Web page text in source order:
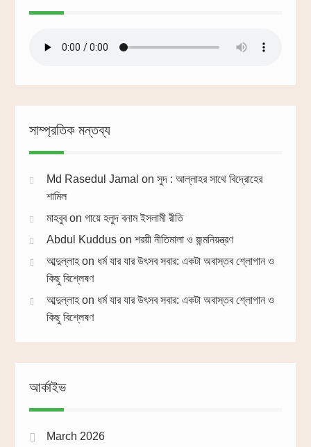
সাম্প্রতিক মন্তব্য
Md Rasedul Jamal on সুদ : আল্লাহর সাথে বিদ্রোহের
শামিল
মাহবুবon গায়ে হলুদ বনাম ইসলামী রীতি
Abdul Kudduson শরয়ী নীতিমালা ও জন্মনিয়ন্ত্রণ
আব্দুল্লাহon ধর্ম যার যার উৎসব সবার: একটা অবাস্তব শ্লোগান ও
কিছু বিশ্লেষণ
আব্দুল্লাহon ধর্ম যার যার উৎসব সবার: একটা অবাস্তব শ্লোগান ও
কিছু বিশ্লেষণ
আর্কাইভ
March 2026